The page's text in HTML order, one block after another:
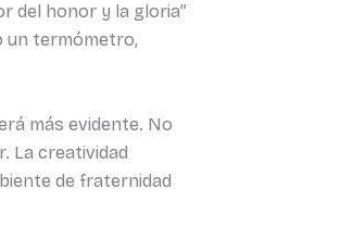
del honor y la gloria”
un termómetro,
más evidente. No
La creatividad
de fraternidad